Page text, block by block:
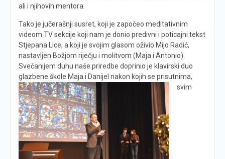
ali i njihovih mentora.
Tako je jučerašnji susret, koji je započeo meditativnim
videom TV sekcije koji nam je donio predivni i poticajni tekst
Stjepana Lice, a koji je svojim glasom oživio Mijo Radić,
nastavljen Božjom riječju i molitvom (Maja i Antonio).
Svečanijem duhu naše priredbe doprinio je klavirski duo
glazbene škole Maja i Danijel nakon kojih se prisutnima,
svim